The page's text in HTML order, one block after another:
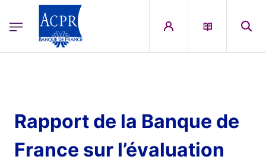
ACPR Menu Principal (French)
Rapport de la Banque de
France sur l’évaluation